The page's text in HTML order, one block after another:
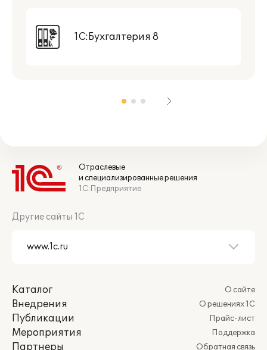
1С:Бухгалтерия 8
Отраслевые
и специализированные решения
1С:Предприятие
Другие сайты 1С
Каталог
Внедрения
Публикации
Мероприятия
Партнеры
О сайте
О решениях 1С
Прайс-лист
Поддержка
Обратная связь